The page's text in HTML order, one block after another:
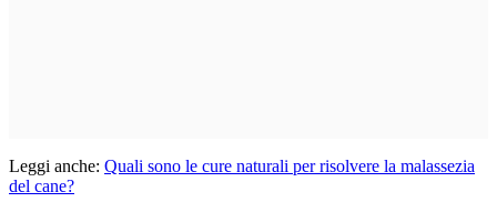
Leggi anche: Quali sono le cure naturali per risolvere la malassezia
del cane?